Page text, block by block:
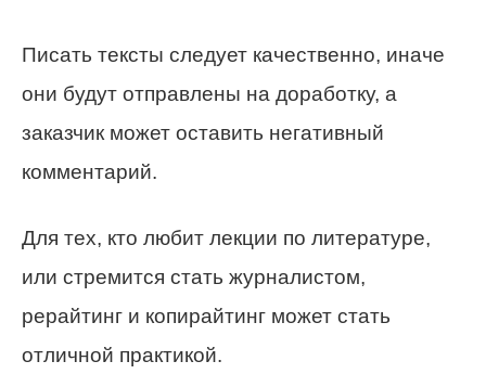
Писать тексты следует качественно, иначе
они будут отправлены на доработку, а
заказчик может оставить негативный
комментарий.
Для тех, кто любит лекции по литературе,
или стремится стать журналистом,
рерайтинг и копирайтинг может стать
отличной практикой.